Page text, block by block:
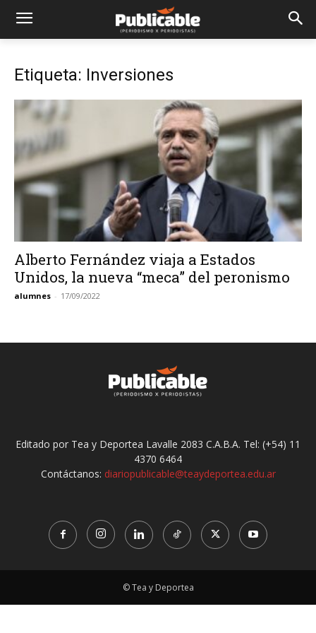
Etiqueta: Inversiones
Alberto Fernández viaja a Estados
Unidos, la nueva “meca” del peronismo
alumnes - 17/09/2022
Editado por Tea y Deportea Lavalle 2083 C.A.B.A. Tel: (+54) 11
4370 6464
Contáctanos: diariopublicable@teaydeportea.edu.ar
© Tea y Deportea